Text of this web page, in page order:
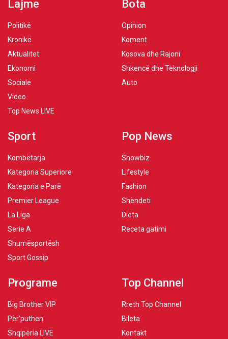
Lajme
Politikë
Kronikë
Aktualitet
Ekonomi
Sociale
Video
Top News LIVE
Bota
Opinion
Koment
Kosova dhe Rajoni
Shkencë dhe Teknologji
Auto
Sport
Kombëtarja
Kategoria Superiore
Kategoria e Parë
Premier League
La Liga
Serie A
Shumësportësh
Sport Gossip
Pop News
Showbiz
Lifestyle
Fashion
Shëndeti
Dieta
Receta gatimi
Programe
Big Brother VIP
Për’puthen
Shqipëria LIVE
Top Channel
Rreth Top Channel
Bileta
Kontakt